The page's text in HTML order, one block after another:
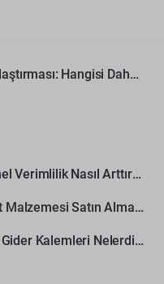
Gazbeton, Tuğla ve Bims Karşılaştırması: Hangisi Daha Avantajlı?
Maden Ocaklarında Operasyonel Verimlilik Nasıl Arttırılır?
Müteahhitler İçin Toptan İnşaat Malzemesi Satın Alma Rehberi
Maden Ocaklarında En Yüksek Gider Kalemleri Nelerdir?